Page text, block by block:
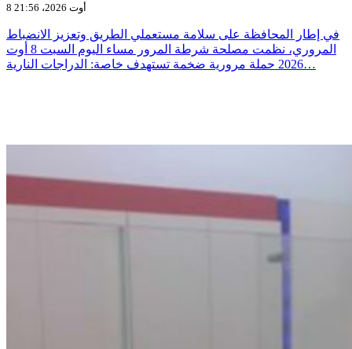
8 أوت 2026، 21:56
في إطار المحافظة على سلامة مستعملي الطريق وتعزيز الانضباط
المروري، نظمت مصلحة شرطة المرور مساء اليوم السبت 8 أوت
2026 حملة مرورية ضخمة تستهدف خاصة: الدراجات النارية…